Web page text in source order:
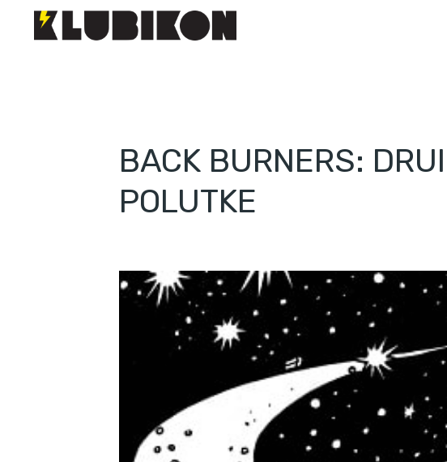
BACK BURNERS:
POLUTKE